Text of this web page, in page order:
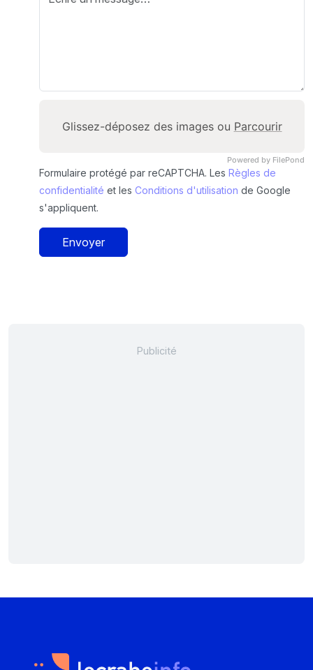
Powered by FilePond
Glissez-déposez des images ou Parcourir
Formulaire protégé par reCAPTCHA. Les Règles de
confidentialité et les Conditions d'utilisation de Google
s'appliquent.
Envoyer